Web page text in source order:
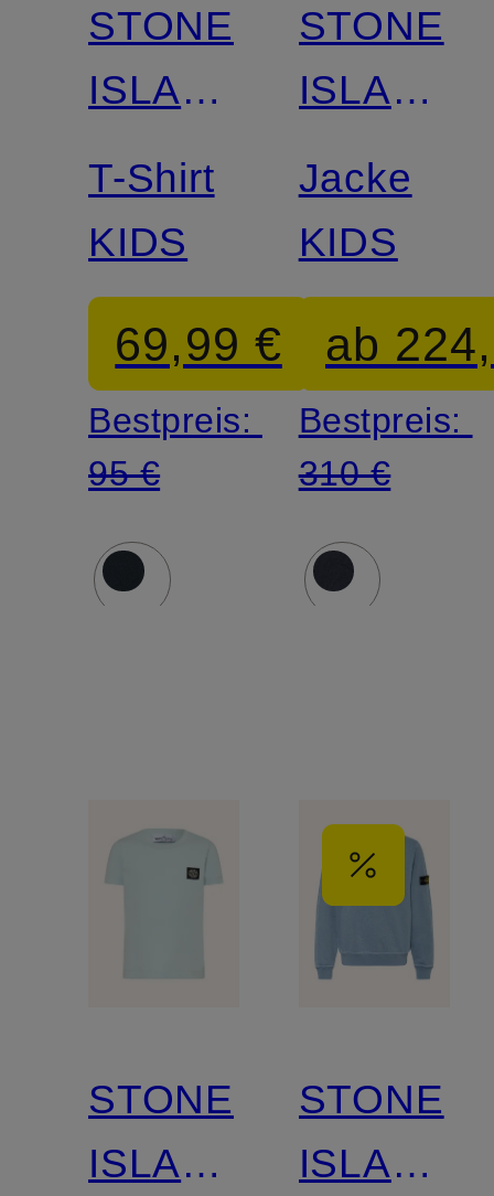
STONE
ISLAND
JUNIOR
T-Shirt
KIDS
69,99 €
Bestpreis:
95 €
STONE
ISLAND
JUNIOR
Jacke
KIDS
ab
Bestpreis:
310 €
STONE
ISLAND
STONE
ISLAND